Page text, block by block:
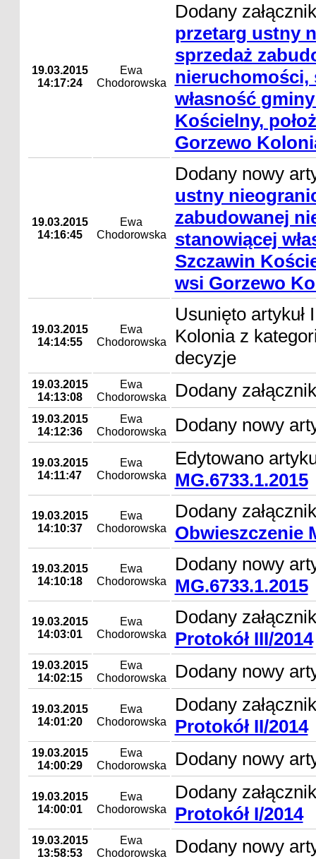
19.03.2015
14:17:24
Ewa
Chodorowska
Dodany
przetarg ustny
sprzedaż
nieruchomości,
własność
Kościelny,
Gorzewo
19.03.2015
14:16:45
Ewa
Chodorowska
Dodany nowy
ustny
zabudowanej
stanowiącej
Szczawin
wsi Gorzewo
19.03.2015
14:14:55
Ewa
Chodorowska
Usunięto artykuł
Kolonia z
decyzje
19.03.2015
14:13:08
Ewa
Chodorowska
Dodany
19.03.2015
14:12:36
Ewa
Chodorowska
Dodany nowy
19.03.2015
14:11:47
Ewa
Chodorowska
Edytowano
MG.6733.1.2015
19.03.2015
14:10:37
Ewa
Chodorowska
Dodany
Obwieszczenie
19.03.2015
14:10:18
Ewa
Chodorowska
Dodany nowy
MG.6733.1.2015
19.03.2015
14:03:01
Ewa
Chodorowska
Dodany
Protokół III/2014
19.03.2015
14:02:15
Ewa
Chodorowska
Dodany nowy
19.03.2015
14:01:20
Ewa
Chodorowska
Dodany
Protokół II/2014
19.03.2015
14:00:29
Ewa
Chodorowska
Dodany nowy
19.03.2015
14:00:01
Ewa
Chodorowska
Dodany
Protokół I/2014
19.03.2015
13:58:53
Ewa
Chodorowska
Dodany nowy